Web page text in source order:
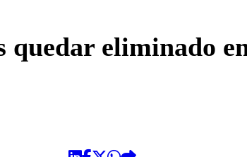
eliminado